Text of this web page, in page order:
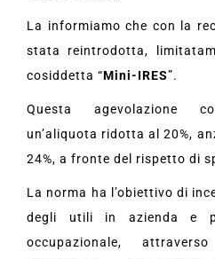
La informiamo che con la
stata reintrodotta,
cosiddetta “Mini-IRES”.
Questa agevolazione
un’aliquota ridotta al 20%,
24%, a fronte del rispetto di
La norma ha l’obiettivo di
degli utili in azienda e
occupazionale,